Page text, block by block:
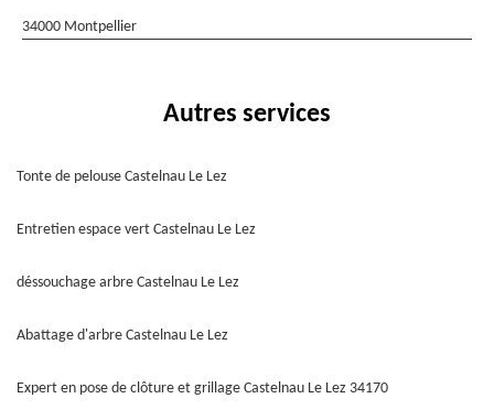
34000 Montpellier
Autres services
Tonte de pelouse Castelnau Le Lez
Entretien espace vert Castelnau Le Lez
déssouchage arbre Castelnau Le Lez
Abattage d'arbre Castelnau Le Lez
Expert en pose de clôture et grillage Castelnau Le Lez 34170